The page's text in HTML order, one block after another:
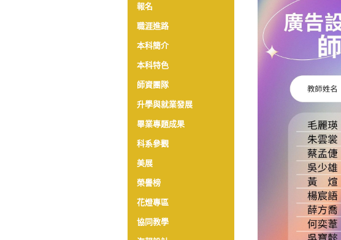
報名
職涯進路
本科簡介
本科特色
師資團隊
升學與就業發展
畢業專題成果
科系參觀
美展
榮譽榜
花燈專區
協同教學